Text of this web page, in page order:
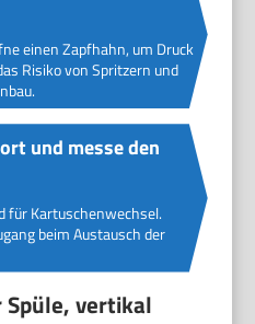
einen Zapfhahn, um Druck
Risiko von Spritzern und
und messe den
für Kartuschenwechsel.
beim Austausch der
vertikal